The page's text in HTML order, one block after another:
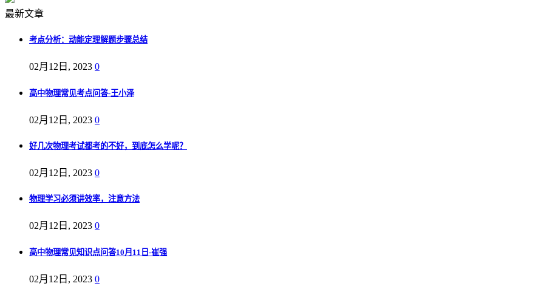
最新文章
考点分析：动能定理解题步骤总结
02月12日, 2023 0
高中物理常见考点问答-王小泽
02月12日, 2023 0
好几次物理考试都考的不好，到底怎么学呢？
02月12日, 2023 0
物理学习必须讲效率，注意方法
02月12日, 2023 0
高中物理常见知识点问答10月11日-崔强
02月12日, 2023 0